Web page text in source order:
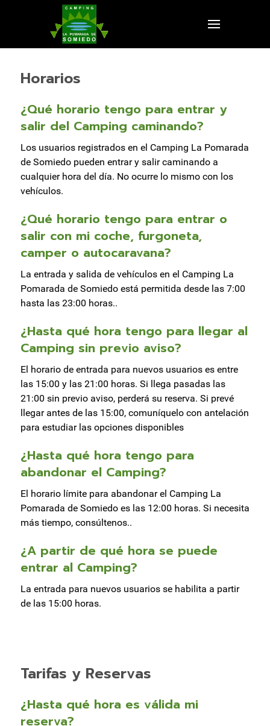
Horarios
¿Qué horario tengo para entrar y
salir del Camping caminando?
Los usuarios registrados en el Camping La Pomarada
de Somiedo pueden entrar y salir caminando a
cualquier hora del día. No ocurre lo mismo con los
vehículos.
¿Qué horario tengo para entrar o
salir con mi coche, furgoneta,
camper o autocaravana?
La entrada y salida de vehículos en el Camping La
Pomarada de Somiedo está permitida desde las 7:00
hasta las 23:00 horas..
¿Hasta qué hora tengo para llegar al
Camping sin previo aviso?
El horario de entrada para nuevos usuarios es entre
las 15:00 y las 21:00 horas. Si llega pasadas las
21:00 sin previo aviso, perderá su reserva. Si prevé
llegar antes de las 15:00, comuníquelo con antelación
para estudiar las opciones disponibles
¿Hasta qué hora tengo para
abandonar el Camping?
El horario límite para abandonar el Camping La
Pomarada de Somiedo es las 12:00 horas. Si necesita
más tiempo, consúltenos..
¿A partir de qué hora se puede
entrar al Camping?
La entrada para nuevos usuarios se habilita a partir
de las 15:00 horas.
Tarifas y Reservas
¿Hasta qué hora es válida mi
reserva?